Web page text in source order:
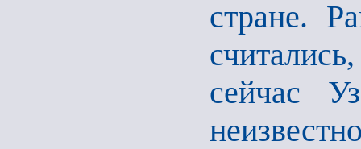
стране.
сейчас